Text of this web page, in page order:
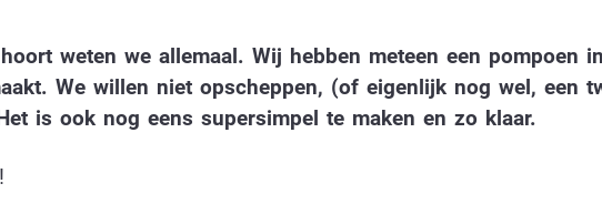
weten we allemaal. Wij hebben meteen een pompoen
We willen niet opscheppen, (of eigenlijk nog wel, een
is ook nog eens supersimpel te maken en zo klaar.